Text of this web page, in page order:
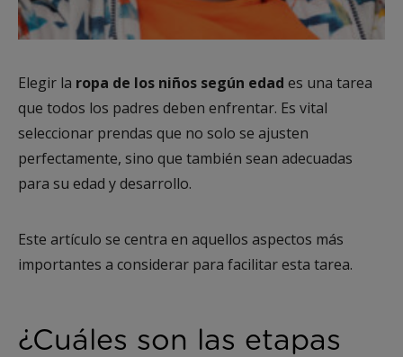
Elegir la ropa de los niños según edad es una tarea
que todos los padres deben enfrentar. Es vital
seleccionar prendas que no solo se ajusten
perfectamente, sino que también sean adecuadas
para su edad y desarrollo.
Este artículo se centra en aquellos aspectos más
importantes a considerar para facilitar esta tarea.
¿Cuáles son las etapas